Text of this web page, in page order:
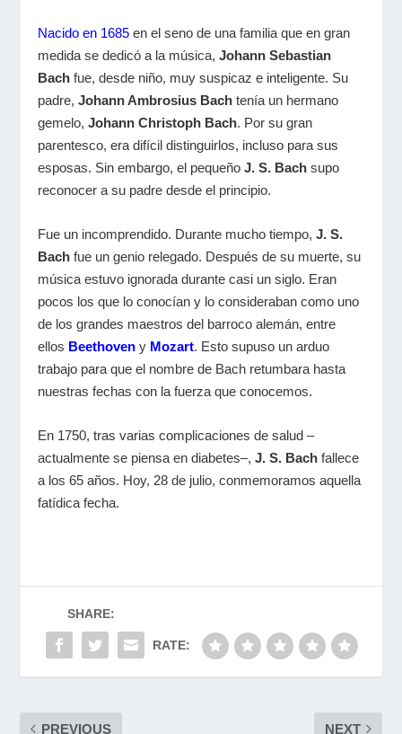
Nacido en 1685 en el seno de una familia que en gran
medida se dedicó a la música,Johann Sebastian
Bach fue, desde niño, muy suspicaz e inteligente. Su
padre,Johann Ambrosius Bach tenía un hermano
gemelo,Johann Christoph Bach. Por su gran
parentesco, era difícil distinguirlos, incluso para sus
esposas. Sin embargo, el pequeñoJ. S. Bach supo
reconocer a su padre desde el principio.
Fue un incomprendido. Durante mucho tiempo,J. S.
Bach fue un genio relegado. Después de su muerte, su
música estuvo ignorada durante casi un siglo. Eran
pocos los que lo conocían y lo consideraban como uno
de los grandes maestros del barroco alemán, entre
ellos Beethoven y Mozart. Esto supuso un arduo
trabajo para que el nombre de Bach retumbara hasta
nuestras fechas con la fuerza que conocemos.
En 1750, tras varias complicaciones de salud –
actualmente se piensa en diabetes–,J. S. Bach fallece
a los 65 años. Hoy, 28 de julio, conmemoramos aquella
fatídica fecha.
SHARE:
RATE:
PREVIOUS NEXT